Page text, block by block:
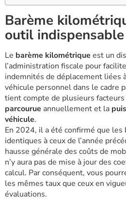
Barème
outil indispensable
Le barème kilométrique est un
l’administration fiscale pour
indemnités de déplacement liées
véhicule personnel dans le cadre
tient compte de plusieurs
parcourue annuellement et la
véhicule.
En 2024, il a été confirmé que
identiques à ceux de l’année
hausse générale des coûts de
n’y aura pas de mise à jour des
calcul. Par conséquent, vous
les mêmes taux que ceux en
évaluations.